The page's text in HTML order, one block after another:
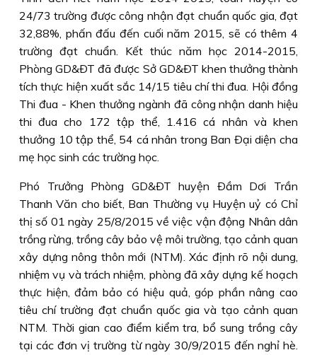
24/73 trường được công nhận đạt chuẩn quốc gia, đạt
32,88%, phấn đấu đến cuối năm 2015, sẽ có thêm 4
trường đạt chuẩn. Kết thúc năm học 2014-2015,
Phòng GD&ÐT đã được Sở GD&ÐT khen thưởng thành
tích thực hiện xuất sắc 14/15 tiêu chí thi đua. Hội đồng
Thi đua - Khen thưởng ngành đã công nhận danh hiệu
thi đua cho 172 tập thể, 1.416 cá nhân và khen
thưởng 10 tập thể, 54 cá nhân trong Ban Ðại diện cha
mẹ học sinh các trường học.
Phó Trưởng Phòng GD&ÐT huyện Ðầm Dơi Trần
Thanh Văn cho biết, Ban Thường vụ Huyện uỷ có Chỉ
thị số 01 ngày 25/8/2015 về việc vận động Nhân dân
trồng rừng, trồng cây bảo vệ môi trường, tạo cảnh quan
xây dựng nông thôn mới (NTM). Xác định rõ nội dung,
nhiệm vụ và trách nhiệm, phòng đã xây dựng kế hoạch
thực hiện, đảm bảo có hiệu quả, góp phần nâng cao
tiêu chí trường đạt chuẩn quốc gia và tạo cảnh quan
NTM. Thời gian cao điểm kiểm tra, bổ sung trồng cây
tại các đơn vị trường từ ngày 30/9/2015 đến nghỉ hè.